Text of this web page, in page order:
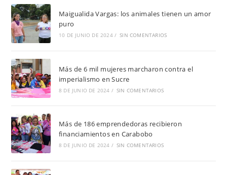
Maigualida Vargas: los animales tienen un amor
puro
10 DE JUNIO DE 2024 / SIN COMENTARIOS
Más de 6 mil mujeres marcharon contra el
imperialismo en Sucre
8 DE JUNIO DE 2024 / SIN COMENTARIOS
Más de 186 emprendedoras recibieron
financiamientos en Carabobo
8 DE JUNIO DE 2024 / SIN COMENTARIOS